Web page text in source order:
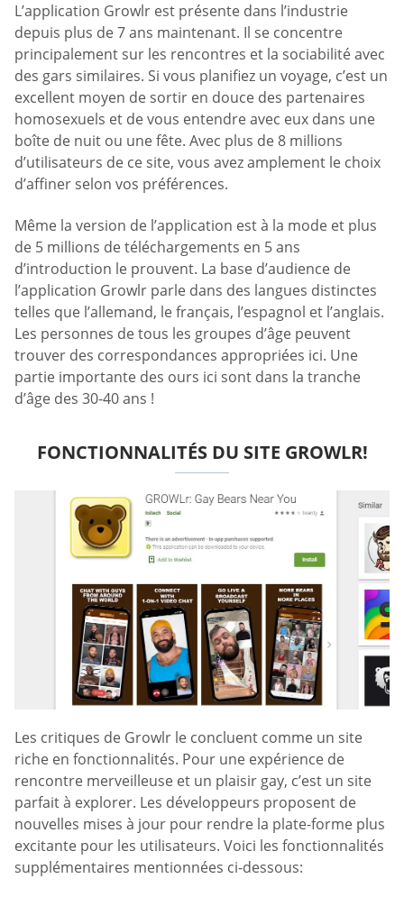
L’application Growlr est présente dans l’industrie
depuis plus de 7 ans maintenant. Il se concentre
principalement sur les rencontres et la sociabilité avec
des gars similaires. Si vous planifiez un voyage, c’est un
excellent moyen de sortir en douce des partenaires
homosexuels et de vous entendre avec eux dans une
boîte de nuit ou une fête. Avec plus de 8 millions
d’utilisateurs de ce site, vous avez amplement le choix
d’affiner selon vos préférences.
Même la version de l’application est à la mode et plus
de 5 millions de téléchargements en 5 ans
d’introduction le prouvent. La base d’audience de
l’application Growlr parle dans des langues distinctes
telles que l’allemand, le français, l’espagnol et l’anglais.
Les personnes de tous les groupes d’âge peuvent
trouver des correspondances appropriées ici. Une
partie importante des ours ici sont dans la tranche
d’âge des 30-40 ans !
FONCTIONNALITÉS DU SITE GROWLR!
Les critiques de Growlr le concluent comme un site
riche en fonctionnalités. Pour une expérience de
rencontre merveilleuse et un plaisir gay, c’est un site
parfait à explorer. Les développeurs proposent de
nouvelles mises à jour pour rendre la plate-forme plus
excitante pour les utilisateurs. Voici les fonctionnalités
supplémentaires mentionnées ci-dessous: